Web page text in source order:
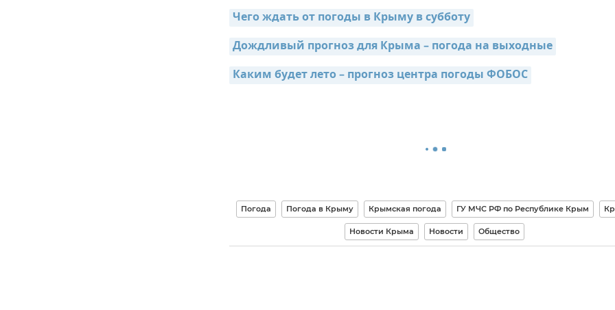
Чего ждать от погоды в Крыму в субботу
Дождливый прогноз для Крыма – погода на выходные
Каким будет лето – прогноз центра погоды ФОБОС
Погода Погода в Крыму Крымская погода ГУ МЧС РФ по Республике Крым
Новости Крыма Новости Общество